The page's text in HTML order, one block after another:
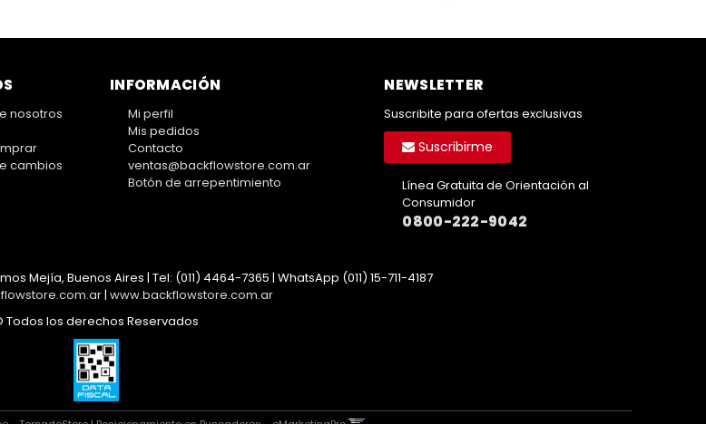
nosotros
cambios
INFORMACIÓN
Mi perfil
Mis pedidos
Contacto
ventas@backflowstore.com.ar
Botón de arrepentimiento
NEWSLETTER
Suscribite para ofertas exclusivas
Suscribirme
Línea Gratuita de Orientación al
Consumidor
0800-222-9042
Mejía, Buenos Aires | Tel: (011) 4464-7365 | WhatsApp (011) 15-711-4187
| www.backflowstore.com.ar
Todos los derechos Reservados